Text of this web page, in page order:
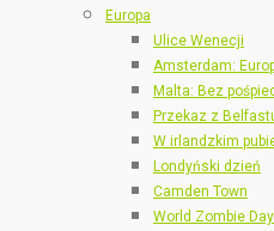
Europa
Ulice Wenecji
Amsterdam:
Malta: Bez
Przekaz z
W irlandzkim
Londyński dzień
Camden Town
World Zombie